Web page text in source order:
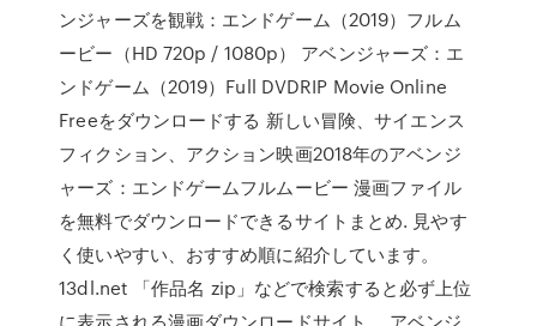
ンジャーズを観戦：エンドゲーム（2019）フルム
ービー（HD 720p / 1080p） アベンジャーズ：エ
ンドゲーム（2019）Full DVDRIP Movie Online
Freeをダウンロードする 新しい冒険、サイエンス
フィクション、アクション映画2018年のアベンジ
ャーズ：エンドゲームフルムービー 漫画ファイル
を無料でダウンロードできるサイトまとめ. 見やす
く使いやすい、おすすめ順に紹介しています。
13dl.net 「作品名 zip」などで検索すると必ず上位
に表示される漫画ダウンロードサイト。 アベンジ